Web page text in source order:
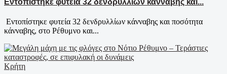
Εντοπίστηκε φυτεία 32 δενδρυλλίων κάνναβης και ποσότητα
κάνναβης, στο Ρέθυμνο και...
Κρήτη